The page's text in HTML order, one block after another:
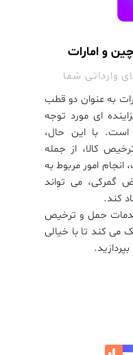
و امارات
وارداتی شما
به عنوان دو قطب
ای مورد توجه
است. با این حال،
کالا، از جمله
امور مربوط به
گمرکی، می تواند
کند.
حمل و ترخیص
می کند تا با خیالی